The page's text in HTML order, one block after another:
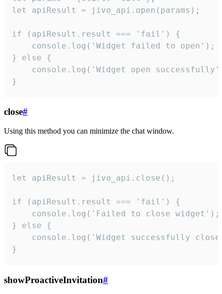
let apiResult = jivo_api.open(params);
if (apiResult.result === 'fail') {
    console.log('Widget failed to open');
} else {
console.log('Widget open
}
close#
Using this method you can minimize the chat window.
let apiResult = jivo_api.close();
if (apiResult.result === 'fail') {
    console.log('Failed to close widget');
} else {
console.log('Widget successfully
}
showProactiveInvitation#